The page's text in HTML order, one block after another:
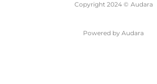
Copyright 2024 © Audara
Powered by Audara